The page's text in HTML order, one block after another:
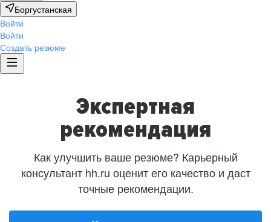
Боргустанская
Войти
Войти
Создать резюме
Экспертная
рекомендация
Как улучшить ваше резюме? Карьерный
консультант hh.ru оценит его качество и даст
точные рекомендации.